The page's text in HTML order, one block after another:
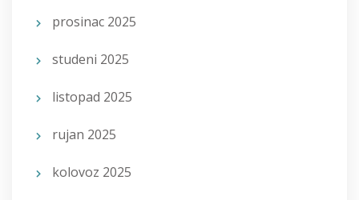
prosinac 2025
studeni 2025
listopad 2025
rujan 2025
kolovoz 2025